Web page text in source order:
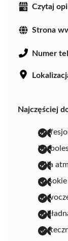
Czytaj
Strona
Numer
Najczęściej
miła